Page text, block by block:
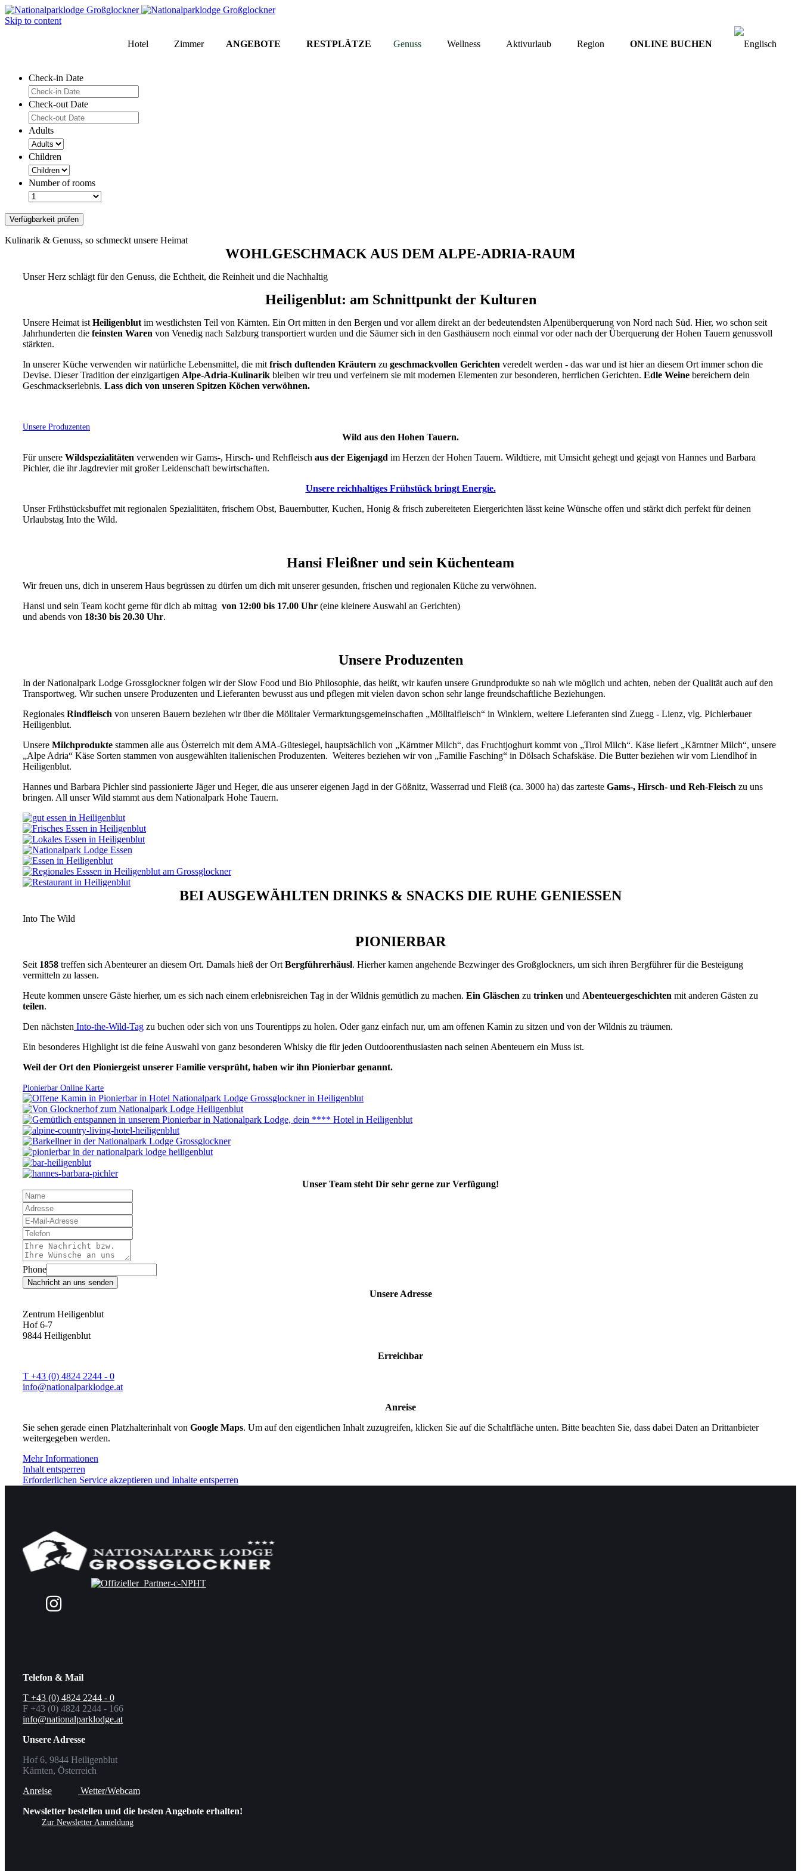
Skip to content
Hotel Zimmer ANGEBOTE RESTPLÄTZE Genuss Wellness Aktivurlaub Region ONLINE BUCHEN
Check-in Date
Check-out Date
Adults
Children
Number of rooms
Verfügbarkeit prüfen
Kulinarik & Genuss, so schmeckt unsere Heimat
WOHLGESCHMACK AUS DEM ALPE-ADRIA-RAUM
Unser Herz schlägt für den Genuss, die Echtheit, die Reinheit und die Nachhaltig
Heiligenblut: am Schnittpunkt der Kulturen
Unsere Heimat ist Heiligenblut im westlichsten Teil von Kärnten. Ein Ort mitten in den Bergen und vor allem direkt an der bedeutendsten Alpenüberquerung von Nord nach Süd. Hier, wo schon seit
Jahrhunderten die feinsten Waren von Venedig nach Salzburg transportiert wurden und die Säumer sich in den Gasthäusern noch einmal vor oder nach der Überquerung der Hohen Tauern genussvoll
stärkten.
In unserer Küche verwenden wir natürliche Lebensmittel, die mit frisch duftenden Kräutern zu geschmackvollen Gerichten veredelt werden - das war und ist hier an diesem Ort immer schon die
Devise. Dieser Tradition der einzigartigen Alpe-Adria-Kulinarik bleiben wir treu und verfeinern sie mit modernen Elementen zur besonderen, herrlichen Gerichten. Edle Weine bereichern dein
Geschmackserlebnis. Lass dich von unseren Spitzen Köchen verwöhnen.
Unsere Produzenten
Wild aus den Hohen Tauern.
Für unsere Wildspezialitäten verwenden wir Gams-, Hirsch- und Rehfleisch aus der Eigenjagd im Herzen der Hohen Tauern. Wildtiere, mit Umsicht gehegt und gejagt von Hannes und Barbara
Pichler, die ihr Jagdrevier mit großer Leidenschaft bewirtschaften.
Unsere reichhaltiges Frühstück bringt Energie.
Unser Frühstücksbuffet mit regionalen Spezialitäten, frischem Obst, Bauernbutter, Kuchen, Honig & frisch zubereiteten Eiergerichten lässt keine Wünsche offen und stärkt dich perfekt für deinen
Urlaubstag Into the Wild.
Hansi Fleißner und sein Küchenteam
Wir freuen uns, dich in unserem Haus begrüssen zu dürfen um dich mit unserer gesunden, frischen und regionalen Küche zu verwöhnen.
Hansi und sein Team kocht gerne für dich ab mittag von 12:00 bis 17.00 Uhr (eine kleinere Auswahl an Gerichten)
und abends von 18:30 bis 20.30 Uhr.
Unsere Produzenten
In der Nationalpark Lodge Grossglockner folgen wir der Slow Food und Bio Philosophie, das heißt, wir kaufen unsere Grundprodukte so nah wie möglich und achten, neben der Qualität auch auf den
Transportweg. Wir suchen unsere Produzenten und Lieferanten bewusst aus und pflegen mit vielen davon schon sehr lange freundschaftliche Beziehungen.
Regionales Rindfleisch von unseren Bauern beziehen wir über die Mölltaler Vermarktungsgemeinschaften „Mölltalfleisch“ in Winklern, weitere Lieferanten sind Zuegg - Lienz, vlg. Pichlerbauer
Heiligenblut.
Unsere Milchprodukte stammen alle aus Österreich mit dem AMA-Gütesiegel, hauptsächlich von „Kärntner Milch“, das Fruchtjoghurt kommt von „Tirol Milch“. Käse liefert „Kärntner Milch“, unsere
„Alpe Adria“ Käse Sorten stammen von ausgewählten italienischen Produzenten. Weiteres beziehen wir von „Familie Fasching“ in Dölsach Schafskäse. Die Butter beziehen wir vom Liendlhof in
Heiligenblut.
Hannes und Barbara Pichler sind passionierte Jäger und Heger, die aus unserer eigenen Jagd in der Gößnitz, Wasserrad und Fleiß (ca. 3000 ha) das zarteste Gams-, Hirsch- und Reh-Fleisch zu uns
bringen. All unser Wild stammt aus dem Nationalpark Hohe Tauern.
BEI AUSGEWÄHLTEN DRINKS & SNACKS DIE RUHE GENIESSEN
Into The Wild
PIONIERBAR
Seit 1858 treffen sich Abenteurer an diesem Ort. Damals hieß der Ort Bergführerhäusl. Hierher kamen angehende Bezwinger des Großglockners, um sich ihren Bergführer für die Besteigung
vermitteln zu lassen.
Heute kommen unsere Gäste hierher, um es sich nach einem erlebnisreichen Tag in der Wildnis gemütlich zu machen. Ein Gläschen zu trinken und Abenteuergeschichten mit anderen Gästen zu
teilen.
Den nächsten Into-the-Wild-Tag zu buchen oder sich von uns Tourentipps zu holen. Oder ganz einfach nur, um am offenen Kamin zu sitzen und von der Wildnis zu träumen.
Ein besonderes Highlight ist die feine Auswahl von ganz besonderen Whisky die für jeden Outdoorenthusiasten nach seinen Abenteuern ein Muss ist.
Weil der Ort den Pioniergeist unserer Familie versprüht, haben wir ihn Pionierbar genannt.
Pionierbar Online Karte
Unser Team steht Dir sehr gerne zur Verfügung!
Phone
Nachricht an uns senden
Unsere Adresse
Zentrum Heiligenblut
Hof 6-7
9844 Heiligenblut
Erreichbar
T +43 (0) 4824 2244 - 0
info@nationalparklodge.at
Anreise
Sie sehen gerade einen Platzhalterinhalt von Google Maps. Um auf den eigentlichen Inhalt zuzugreifen, klicken Sie auf die Schaltfläche unten. Bitte beachten Sie, dass dabei Daten an Drittanbieter
weitergegeben werden.
Mehr Informationen
Inhalt entsperren
Erforderlichen Service akzeptieren und Inhalte entsperren
Follow
Telefon & Mail
T +43 (0) 4824 2244 - 0
F +43 (0) 4824 2244 - 166
info@nationalparklodge.at
Unsere Adresse
Hof 6, 9844 Heiligenblut
Kärnten, Österreich
Anreise
Wetter/Webcam
Newsletter bestellen und die besten Angebote erhalten!
Zur Newsletter Anmeldung